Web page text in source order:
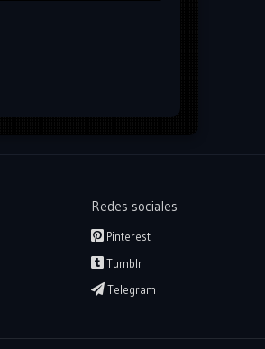
Redes sociales
Pinterest
Tumblr
Telegram